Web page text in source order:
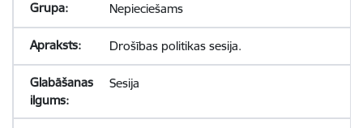
Nepieciešams
Drošības politikas sesija.
Sesija